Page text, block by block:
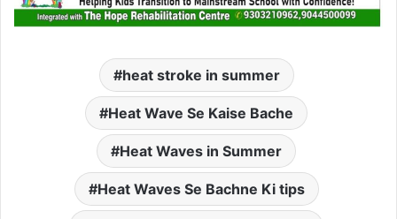
heat stroke in summer
Heat Wave Se Kaise Bache
Heat Waves in Summer
Heat Waves Se Bachne Ki tips